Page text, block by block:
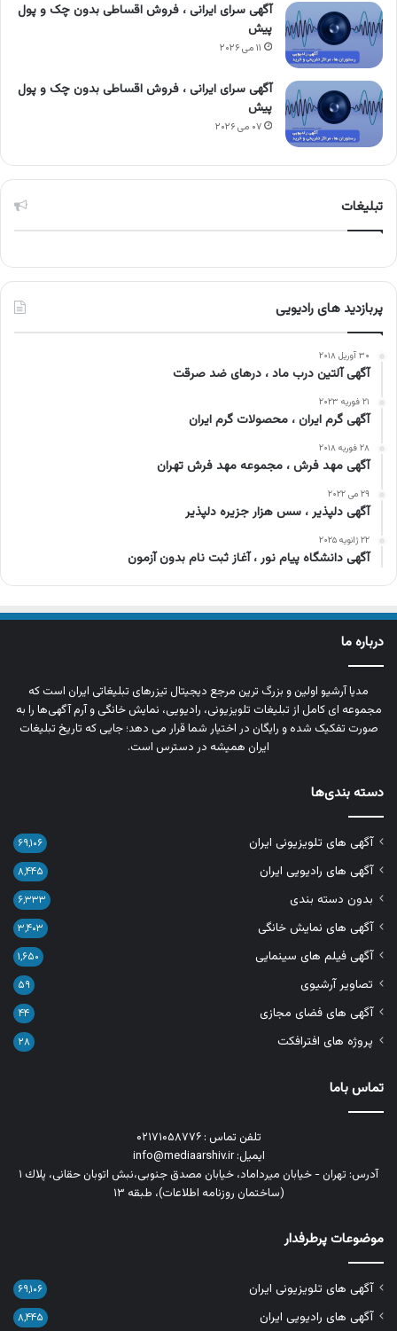
آگهی سرای ایرانی ، فروش اقساطی بدون چک و پول
پیش
۱۱ می ۲۰۲۶
آگهی سرای ایرانی ، فروش اقساطی بدون چک و پول
پیش
۰۷ می ۲۰۲۶
تبلیغات
پربازدید های رادیویی
۳۰ آوریل ۲۰۱۸
آگهی آلتین درب ماد ، درهای ضد صرقت
۲۱ فوریه ۲۰۲۳
آگهی گرم ایران ، محصولات گرم ایران
۲۸ فوریه ۲۰۱۸
آگهی مهد فرش ، مجموعه مهد فرش تهران
۲۹ می ۲۰۲۲
آگهی دلپذیر ، سس هزار جزیره دلپذیر
۲۲ ژانویه ۲۰۲۵
آگهی دانشگاه پیام نور ، آغاز ثبت نام بدون آزمون
درباره ما
مدیا آرشیو اولین و بزرگ‌ ترین مرجع دیجیتال تیزرهای تبلیغاتی ایران است که
مجموعه‌ ای کامل از تبلیغات تلویزیونی، رادیویی، نمایش خانگی و آرم‌ آگهی‌ها را به‌
صورت تفکیک‌ شده و رایگان در اختیار شما قرار می‌ دهد؛ جایی که تاریخ تبلیغات
ایران همیشه در دسترس است.
دسته بندی‌ها
آگهی های تلویزیونی ایران ۶۹,۱۰۶
آگهی های رادیویی ایران ۸,۴۴۵
بدون دسته بندی ۶,۳۳۳
آگهی های نمایش خانگی ۳,۴۰۳
آگهی فیلم های سینمایی ۱,۶۵۰
تصاویر آرشیوی ۵۹
آگهی های فضای مجازی ۴۴
پروژه های افترافکت ۲۸
تماس باما
تلفن تماس : ۰۲۱۷۱۰۵۸۷۷۶
ایمیل: info@mediaarshiv.ir
آدرس: تهران - خیابان میرداماد، خیابان مصدق جنوبی،نبش اتوبان حقانی، پلاك ١
(ساختمان روزنامه اطلاعات)، طبقه ۱۳
موضوعات پرطرفدار
آگهی های تلویزیونی ایران ۶۹,۱۰۶
آگهی های رادیویی ایران ۸,۴۴۵